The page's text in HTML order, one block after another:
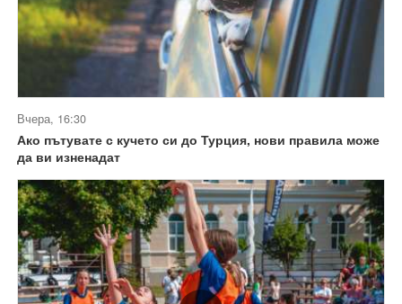
Вчера, 16:30
Ако пътувате с кучето си до Турция, нови правила може
да ви изненадат